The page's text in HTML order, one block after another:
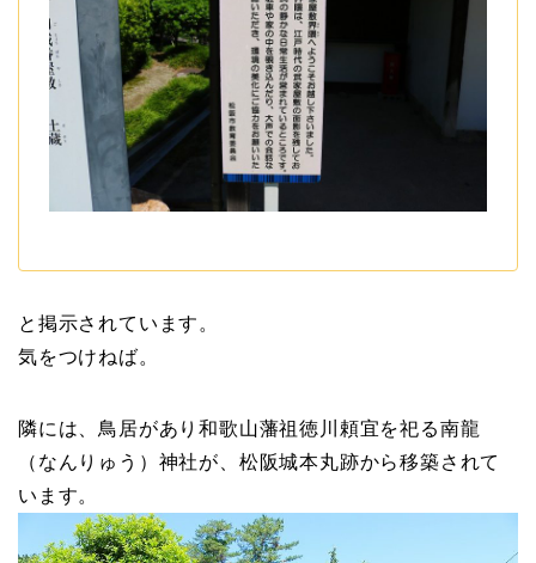
と掲示されています。
気をつけねば。
隣には、鳥居があり和歌山藩祖徳川頼宜を祀る南龍
（なんりゅう）神社が、松阪城本丸跡から移築されて
います。